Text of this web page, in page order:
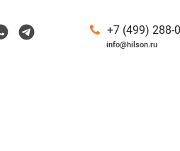
+7 (499) 288-
info@hilson.ru